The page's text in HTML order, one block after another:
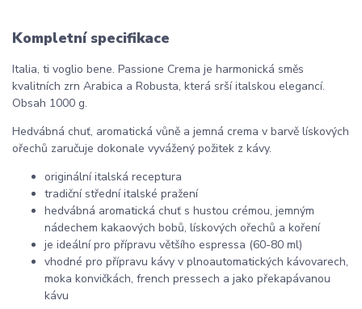
Kompletní specifikace
Italia, ti voglio bene. Passione Crema je harmonická směs
kvalitních zrn Arabica a Robusta, která srší italskou elegancí.
Obsah 1000 g.
Hedvábná chuť, aromatická vůně a jemná crema v barvě lískových
ořechů zaručuje dokonale vyvážený požitek z kávy.
originální italská receptura
tradiční střední italské pražení
hedvábná aromatická chuť s hustou crémou, jemným
nádechem kakaových bobů, lískových ořechů a koření
je ideální pro přípravu většího espressa (60-80 ml)
vhodné pro přípravu kávy v plnoautomatických kávovarech,
moka konvičkách, french pressech a jako překapávanou
kávu